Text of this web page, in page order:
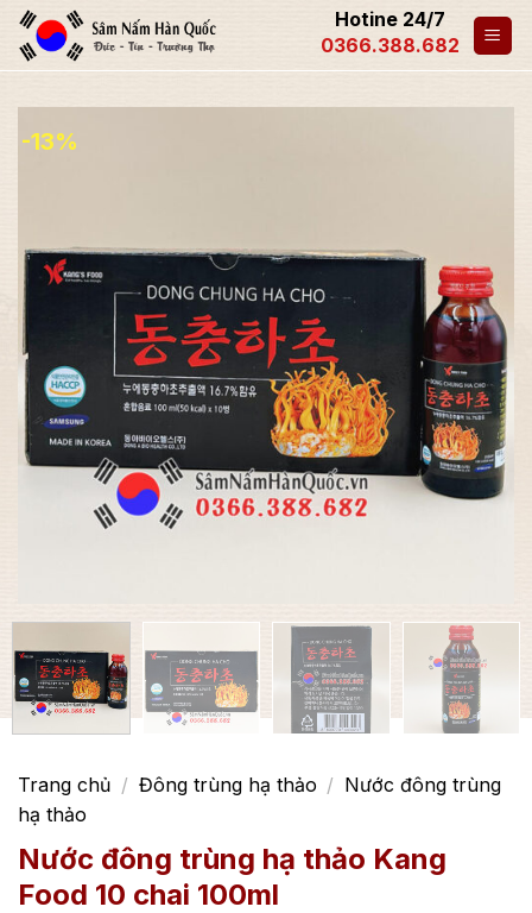
Hotine 24/7
0366.388.682
-13%
Trang chủ / Đông trùng hạ thảo / Nước đông trùng
hạ thảo
Nước đông trùng hạ thảo Kang
Food 10 chai 100ml